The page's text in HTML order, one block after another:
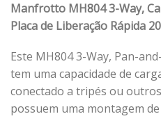
Manfrotto MH804 3-Way,
Placa de Liberação Rápida
Este MH804 3-Way, Pan-
tem uma capacidade de
conectado a tripés ou
possuem uma montagem de